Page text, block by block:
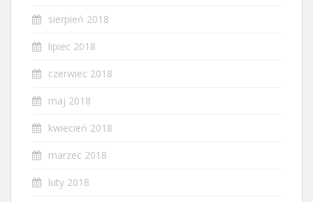
sierpień 2018
lipiec 2018
czerwiec 2018
maj 2018
kwiecień 2018
marzec 2018
luty 2018